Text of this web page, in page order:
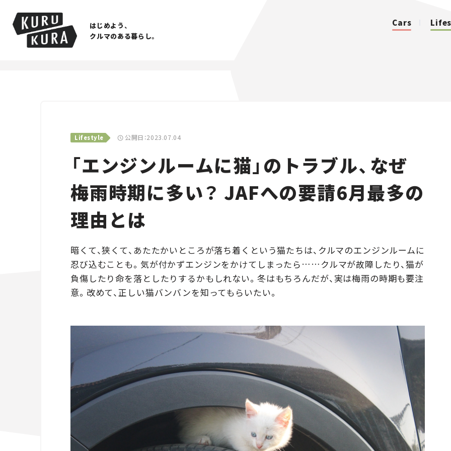
はじめよう、
クルマのある暮らし。
Cars
Lifestyle 公開日：2023.07.04
「エンジンルームに猫」のトラブル、なぜ
梅雨時期に多い？ JAFへの要請6月最多の
理由とは
暗くて、狭くて、あたたかいところが落ち着くという猫たちは、クルマのエンジンルームに
忍び込むことも。気が付かずエンジンをかけてしまったら……クルマが故障したり、猫が
負傷したり命を落としたりするかもしれない。冬はもちろんだが、実は梅雨の時期も要注
意。改めて、正しい猫バンバンを知ってもらいたい。
Traffic
Special